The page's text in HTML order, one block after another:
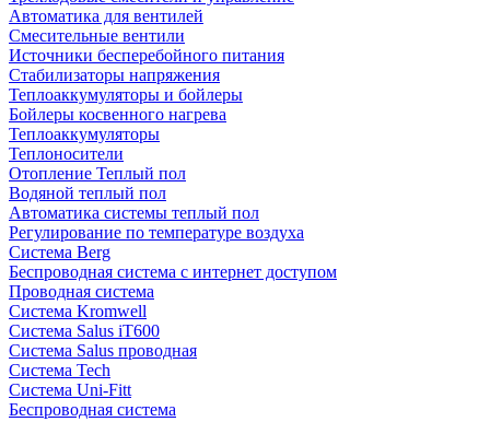
Автоматика для вентилей
Смесительные вентили
Источники бесперебойного питания
Стабилизаторы напряжения
Теплоаккумуляторы и бойлеры
Бойлеры косвенного нагрева
Теплоаккумуляторы
Теплоносители
Отопление Теплый пол
Водяной теплый пол
Автоматика системы теплый пол
Регулирование по температуре воздуха
Система Berg
Беспроводная система с интернет доступом
Проводная система
Система Kromwell
Система Salus iT600
Система Salus проводная
Система Tech
Система Uni-Fitt
Беспроводная система